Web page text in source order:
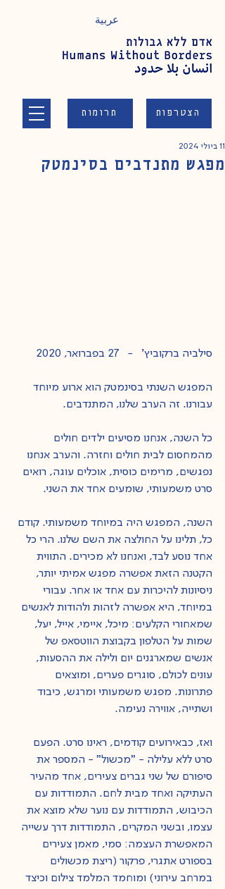
תרומות הצטרפות
عربية
מפגש מתנדבים בסינמטק
11 ביולי 2024
סילביה ברקוביץ'   -   27 בפברואר, 2020
המפגש השנתי בסינמטק הוא ארוע מיוחד
עבורנו. זה הערב שלנו, המתנדבים.
כל השנה, אנחנו מסיעים ילדים חולים
מהמחסום לבית חולים וחזרה. והערב אנחנו
נפגשים, מרימים כוסית, אוכלים עוגה, רואים
סרט משמעותי, שומעים אחד את השני.
השנה, המפגש היה במיוחד משמעותי. קודם
כל, תלינו על החולצה את השם שלנו. הרי כל
אחד נוסע לבד, ואנחנו לא מכירים. התווית
הקטנה הזאת אפשרה מפגש אמיתי יותר,
ניסיונות להיכרות עם אחד או אחר. עבורי
במיוחד, היא אפשרה לזהות ולהודות לאנשים
שמאחורי הקלעים: מיכל, איימי, אייל, יעל,
שמות על הטלפון בקבוצת הווטסאפ של
אנשים שמארגנים יום ולילה את ההסעות,
עונים לכולם, סוגרים פערים, ומוצאים
פתרונות. מפגש משמעותי ומרגש, כיבוד
ושתייה, אווירה נעימה.
ואז, כבאירועים קודמים, ראינו סרט. הפעם
סרט ללא עלילה - "מכשול" - המספר את
סיפורם של שני גברים צעירים, אחד מהעיר
העתיקה ואחד מבית לחם. התמודדות עם
הכיבוש, התמודדות עם נוער שלא מוצא את
עצמו, ובשני המקרים, התמודדות דרך עשייה
המאפשרת העצמה: סמי, מאמן צעירים
בספורט אתגרי, פרקור (ריצת מכשולים
במרחב עירוני) ומוחמד המלמד צילום וכיצד